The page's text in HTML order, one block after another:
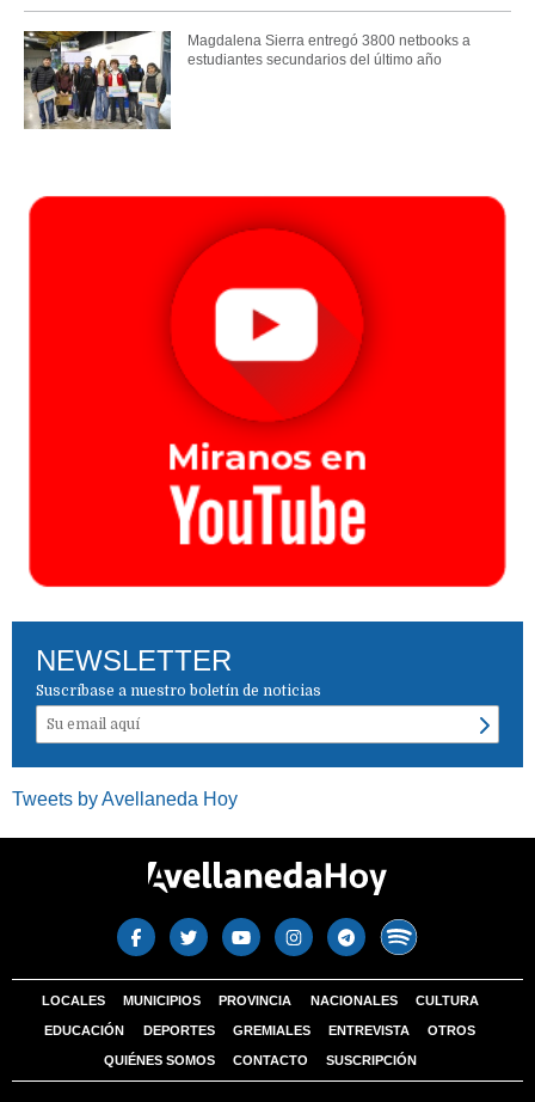
Magdalena Sierra entregó 3800 netbooks a
estudiantes secundarios del último año
NEWSLETTER
Suscríbase a nuestro boletín de noticias
Tweets by Avellaneda Hoy
LOCALES MUNICIPIOS PROVINCIA NACIONALES CULTURA
EDUCACIÓN DEPORTES GREMIALES ENTREVISTA OTROS
QUIÉNES SOMOS CONTACTO SUSCRIPCIÓN